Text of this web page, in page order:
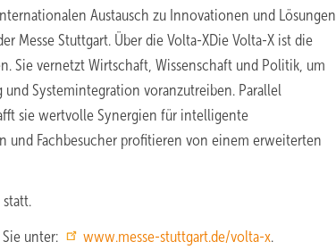
Austausch zu Innovationen und Lösungen
Messe Stuttgart. Über die Volta-XDie Volta-X ist die
Sie vernetzt Wirtschaft, Wissenschaft und Politik, um
Systemintegration voranzutreiben. Parallel
sie wertvolle Synergien für intelligente
und Fachbesucher profitieren von einem erweiterten
statt.
unter:
www.messe-stuttgart.de/volta-x.